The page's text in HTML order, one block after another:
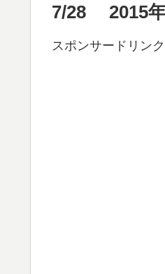
7/28 2015
スポンサードリンク